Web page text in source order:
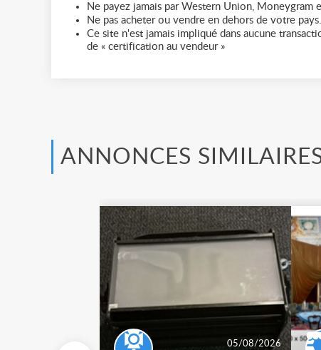
Ne payez jamais par Western Union, Moneygram
Ne pas acheter ou vendre en dehors de votre
Ce site n'est jamais impliqué dans aucune
de « certification au vendeur »
ANNONCES
05/08/2026